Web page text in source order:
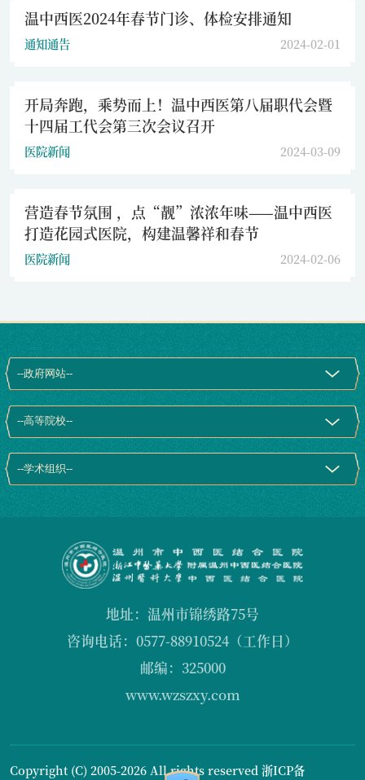
温中西医2024年春节门诊、体检安排通知
通知通告 2024-02-01
开局奔跑，乘势而上！温中西医第八届职代会暨
十四届工代会第三次会议召开
医院新闻 2024-03-09
营造春节氛围 ，点“靓”浓浓年味——温中西医
打造花园式医院，构建温馨祥和春节
医院新闻 2024-02-06
地址：温州市锦绣路75号
咨询电话：0577-88910524（工作日）
邮编：325000
www.wzszxy.com
Copyright (C) 2005-2026 All rights reserved 浙ICP备